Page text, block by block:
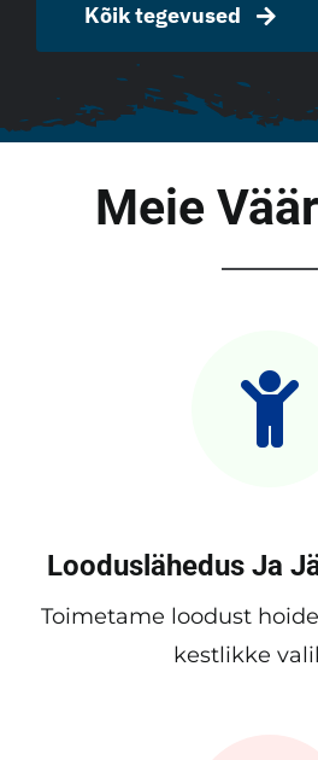
Kõik tegevused
Meie
Looduslähedus Ja
Toimetame loodust
kestlikke